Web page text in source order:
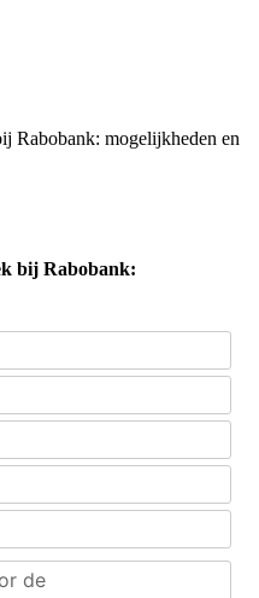
Rabobank: mogelijkheden en
bij Rabobank: